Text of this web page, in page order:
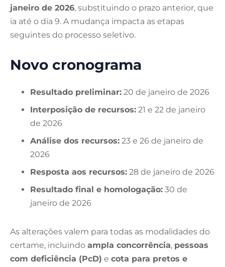
janeiro de 2026, substituindo o prazo anterior, que
ia até o dia 9. A mudança impacta as etapas
seguintes do processo seletivo.
Novo cronograma
Resultado preliminar: 20 de janeiro de 2026
Interposição de recursos: 21 e 22 de janeiro
de 2026
Análise dos recursos: 23 e 26 de janeiro de
2026
Resposta aos recursos: 28 de janeiro de 2026
Resultado final e homologação: 30 de
janeiro de 2026
As alterações valem para todas as modalidades do
certame, incluindo ampla concorrência, pessoas
com deficiência (PcD) e cota para pretos e